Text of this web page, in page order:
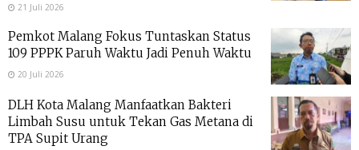
21 Juli 2026
Pemkot Malang Fokus Tuntaskan Status
109 PPPK Paruh Waktu Jadi Penuh Waktu
20 Juli 2026
DLH Kota Malang Manfaatkan Bakteri
Limbah Susu untuk Tekan Gas Metana di
TPA Supit Urang